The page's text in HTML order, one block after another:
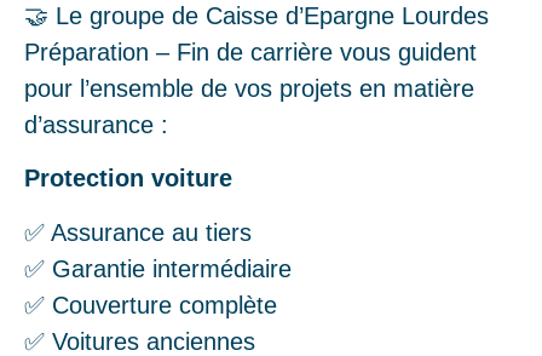
🤝 Le groupe de Caisse d’Epargne Lourdes
Préparation – Fin de carrière vous guident
pour l’ensemble de vos projets en matière
d’assurance :
Protection voiture
✅ Assurance au tiers
✅ Garantie intermédiaire
✅ Couverture complète
✅ Voitures anciennes